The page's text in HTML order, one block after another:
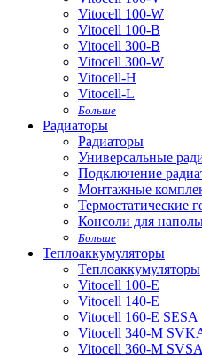
Vitocell 100-W
Vitocell 100-B
Vitocell 300-B
Vitocell 300-W
Vitocell-H
Vitocell-L
Больше
Радиаторы
Радиаторы
Универсальные
Подключение
Монтажные
Термостатические
Консоли для
Больше
Теплоаккумуляторы
Теплоаккумуляторы
Vitocell 100-E
Vitocell 140-E
Vitocell 160-E SESA
Vitocell 340-M
Vitocell 360-M